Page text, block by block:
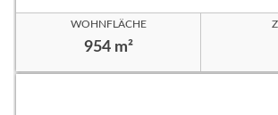
WOHNFLÄCHE
954 m²